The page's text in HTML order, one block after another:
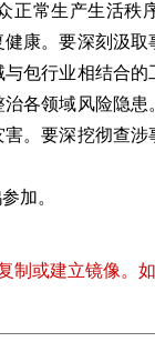
正常生产生活秩
康。要深刻汲
包行业相结合
各领域风险隐
。要深挖彻查
加。
或建立镜像。